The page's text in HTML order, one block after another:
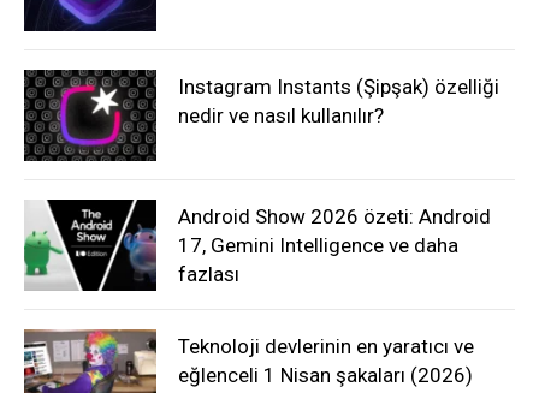
Instagram Instants (Şipşak) özelliği
nedir ve nasıl kullanılır?
Android Show 2026 özeti: Android
17, Gemini Intelligence ve daha
fazlası
Teknoloji devlerinin en yaratıcı ve
eğlenceli 1 Nisan şakaları (2026)